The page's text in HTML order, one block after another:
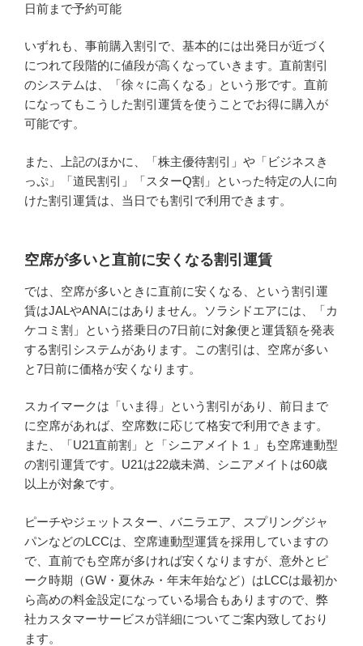
日前まで予約可能
いずれも、事前購入割引で、基本的には出発日が近づく
につれて段階的に値段が高くなっていきます。直前割引
のシステムは、「徐々に高くなる」という形です。直前
になってもこうした割引運賃を使うことでお得に購入が
可能です。
また、上記のほかに、「株主優待割引」や「ビジネスき
っぷ」「道民割引」「スターQ割」といった特定の人に向
けた割引運賃は、当日でも割引で利用できます。
空席が多いと直前に安くなる割引運賃
では、空席が多いときに直前に安くなる、という割引運
賃はJALやANAにはありません。ソラシドエアには、「カ
ケコミ割」という搭乗日の7日前に対象便と運賃額を発表
する割引システムがあります。この割引は、空席が多い
と7日前に価格が安くなります。
スカイマークは「いま得」という割引があり、前日まで
に空席があれば、空席数に応じて格安で利用できます。
また、「U21直前割」と「シニアメイト１」も空席連動型
の割引運賃です。U21は22歳未満、シニアメイトは60歳
以上が対象です。
ピーチやジェットスター、バニラエア、スプリングジャ
パンなどのLCCは、空席連動型運賃を採用していますの
で、直前でも空席が多ければ安くなりますが、意外とピ
ーク時期（GW・夏休み・年末年始など）はLCCは最初か
ら高めの料金設定になっている場合もありますので、弊
社カスタマーサービスが詳細についてご案内致しており
ます。